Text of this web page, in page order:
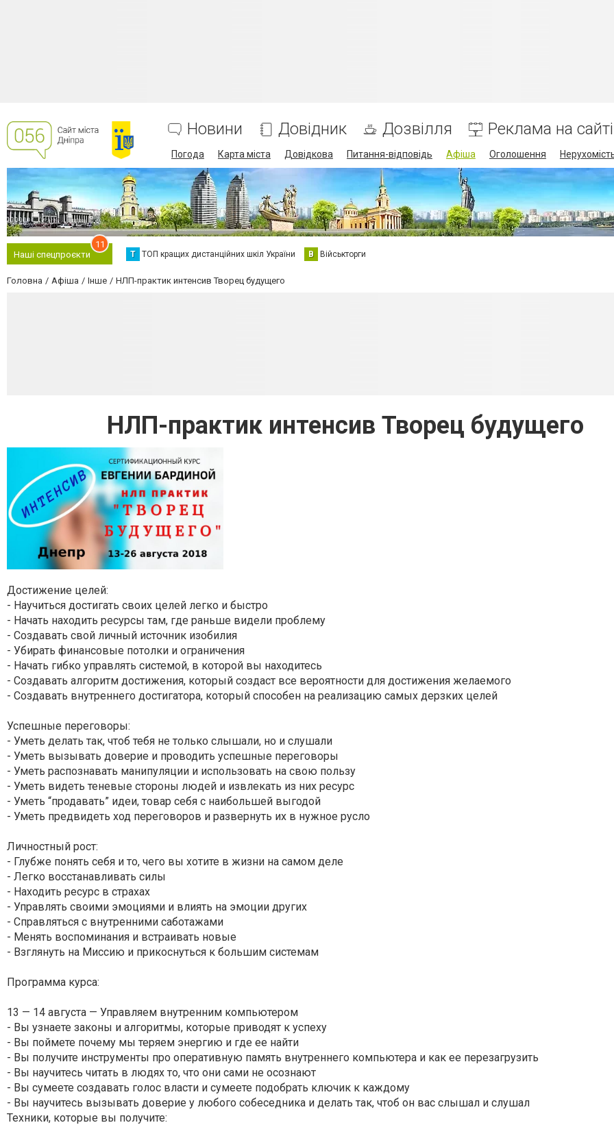
Новини Довідник Дозвілля Реклама на сайті
Погода Карта міста Довідкова Питання-відповідь Афіша Оголошення
Наші спецпроєкти
11
Т ТОП кращих дистанційних шкіл України В Військторги
Головна Афіша Інше НЛП-практик интенсив Творец будущего
НЛП-практик интенсив Творец будущего
Достижение целей:
- Научиться достигать своих целей легко и быстро
- Начать находить ресурсы там, где раньше видели проблему
- Создавать свой личный источник изобилия
- Убирать финансовые потолки и ограничения
- Начать гибко управлять системой, в которой вы находитесь
- Создавать алгоритм достижения, который создаст все вероятности для достижения желаемого
- Создавать внутреннего достигатора, который способен на реализацию самых дерзких целей
Успешные переговоры:
- Уметь делать так, чтоб тебя не только слышали, но и слушали
- Уметь вызывать доверие и проводить успешные переговоры
- Уметь распознавать манипуляции и использовать на свою пользу
- Уметь видеть теневые стороны людей и извлекать из них ресурс
- Уметь “продавать” идеи, товар себя с наибольшей выгодой
- Уметь предвидеть ход переговоров и развернуть их в нужное русло
Личностный рост:
- Глубже понять себя и то, чего вы хотите в жизни на самом деле
- Легко восстанавливать силы
- Находить ресурс в страхах
- Управлять своими эмоциями и влиять на эмоции других
- Справляться с внутренними саботажами
- Менять воспоминания и встраивать новые
- Взглянуть на Миссию и прикоснуться к большим системам
Программа курса:
13 — 14 августа — Управляем внутренним компьютером
- Вы узнаете законы и алгоритмы, которые приводят к успеху
- Вы поймете почему мы теряем энергию и где ее найти
- Вы получите инструменты про оперативную память внутреннего компьютера и как ее перезагрузить
- Вы научитесь читать в людях то, что они сами не осознают
- Вы сумеете создавать голос власти и сумеете подобрать ключик к каждому
- Вы научитесь вызывать доверие у любого собеседника и делать так, чтоб он вас слышал и слушал
Техники, которые вы получите: